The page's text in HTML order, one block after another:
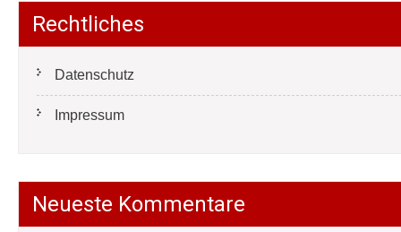
Rechtliches
Datenschutz
Impressum
Neueste Kommentare